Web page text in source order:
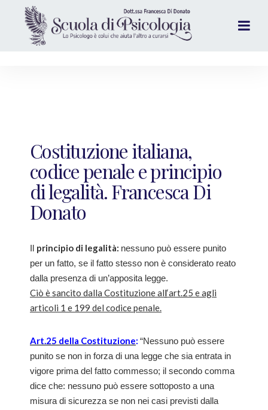
Costituzione italiana,
codice penale e principio
di legalità. Francesca Di
Donato
Il principio di legalità: nessuno può essere punito
per un fatto, se il fatto stesso non è considerato reato
dalla presenza di un’apposita legge.
Ciò è sancito dalla Costituzione all‘art.25 e agli
articoli 1 e 199 del codice penale.
Art.25 della Costituzione: “Nessuno può essere
punito se non in forza di una legge che sia entrata in
vigore prima del fatto commesso; il secondo comma
dice che: nessuno può essere sottoposto a una
misura di sicurezza se non nei casi previsti dalla